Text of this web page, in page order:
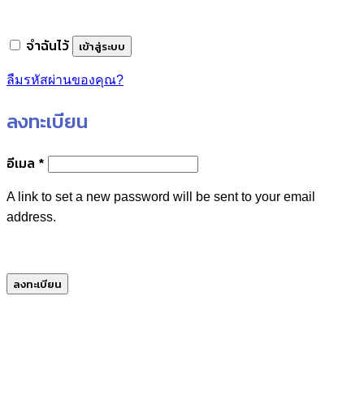
จำฉันไว้ เข้าสู่ระบบ
ลืมรหัสผ่านของคุณ?
ลงทะเบียน
อีเมล * ต้องการ
A link to set a new password will be sent to your email
address.
ลงทะเบียน